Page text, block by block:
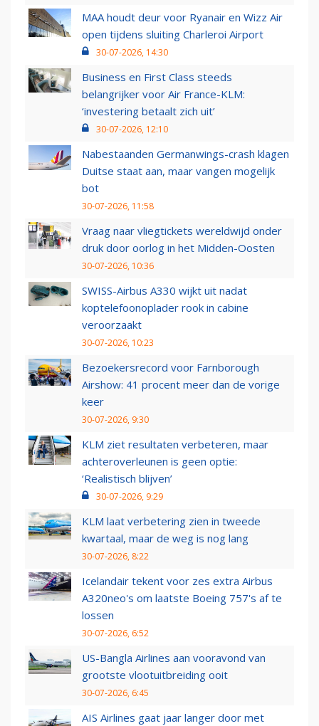
MAA houdt deur voor Ryanair en Wizz Air
open tijdens sluiting Charleroi Airport
30-07-2026, 14:30
Business en First Class steeds
belangrijker voor Air France-KLM:
‘investering betaalt zich uit’
30-07-2026, 12:10
Nabestaanden Germanwings-crash klagen
Duitse staat aan, maar vangen mogelijk
bot
30-07-2026, 11:58
Vraag naar vliegtickets wereldwijd onder
druk door oorlog in het Midden-Oosten
30-07-2026, 10:36
SWISS-Airbus A330 wijkt uit nadat
koptelefoonoplader rook in cabine
veroorzaakt
30-07-2026, 10:23
Bezoekersrecord voor Farnborough
Airshow: 41 procent meer dan de vorige
keer
30-07-2026, 9:30
KLM ziet resultaten verbeteren, maar
achteroverleunen is geen optie:
‘Realistisch blijven’
30-07-2026, 9:29
KLM laat verbetering zien in tweede
kwartaal, maar de weg is nog lang
30-07-2026, 8:22
Icelandair tekent voor zes extra Airbus
A320neo's om laatste Boeing 757's af te
lossen
30-07-2026, 6:52
US-Bangla Airlines aan vooravond van
grootste vlootuitbreiding ooit
30-07-2026, 6:45
AIS Airlines gaat jaar langer door met